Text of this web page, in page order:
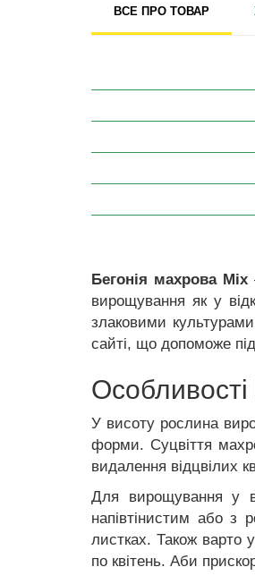
ВСЕ ПРО ТОВАР
Бегонія махрова Міх
вирощування як у
злаковими
сайті, що допоможе
Особливості
У висоту рослина
форми. Суцвіття
видалення відцвілих
Для вирощування у
напівтінистим або з
листках. Також варто
по квітень. Аби